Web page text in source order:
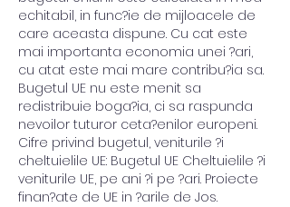
echitabil, in func?ie de mijloacele de
care aceasta dispune. Cu cat este
mai importanta economia unei ?ari,
cu atat este mai mare contribu?ia sa.
Bugetul UE nu este menit sa
redistribuie boga?ia, ci sa raspunda
nevoilor tuturor ceta?enilor europeni.
Cifre privind bugetul, veniturile ?i
cheltuielile UE: Bugetul UE Cheltuielile ?i
veniturile UE, pe ani ?i pe ?ari. Proiecte
finan?ate de UE in ?arile de Jos.